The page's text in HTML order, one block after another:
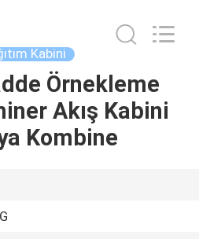
Kabini
Örnekleme
Akış Kabini
Kombine